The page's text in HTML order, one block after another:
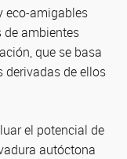
eco-amigables
de ambientes
que se basa
derivadas de ellos
el potencial de
autóctona